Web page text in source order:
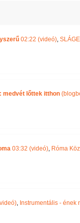
02:22 (videó),
medvét lőttek itthon
03:32 (videó), Róma
, Instrumentális -